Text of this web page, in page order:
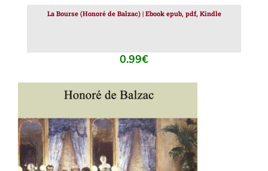
La Bourse (Honoré de Balzac) | Ebook epub, pdf, Kindle
0.99€